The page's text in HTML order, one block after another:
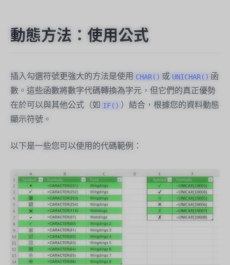
動態方法：使用公式
插入勾選符號更強大的方法是使用 CHAR() 或 UNICHAR() 函
數。這些函數將數字代碼轉換為字元，但它們的真正優勢
在於可以與其他公式（如 IF() ）結合，根據您的資料動態
顯示符號。
以下是一些您可以使用的代碼範例：